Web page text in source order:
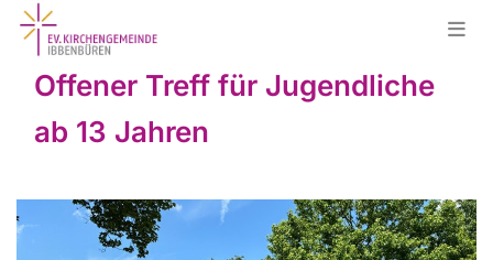
Offener Treff für Jugendliche
ab 13 Jahren